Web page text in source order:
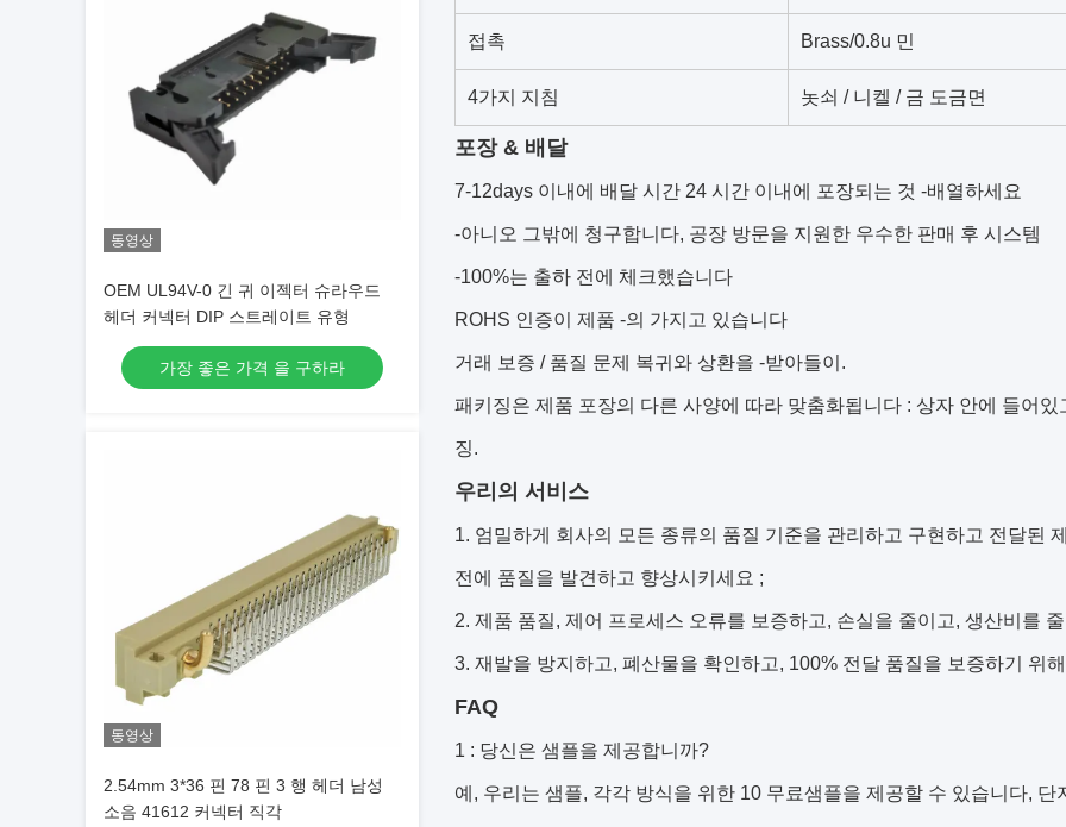
동영상
OEM UL94V-0 긴 귀 이젝터 슈라우드
헤더 커넥터 DIP 스트레이트 유형
가장 좋은 가격 을 구하라
동영상
2.54mm 3*36 핀 78 핀 3 행 헤더 남성
소음 41612 커넥터 직각
접촉 Brass/0.8u 민
4가지 지침 놋쇠 / 니켈 / 금 도금면
포장 & 배달
7-12days 이내에 배달 시간 24 시간 이내에 포장되는 것 -배열하세요
-아니오 그밖에 청구합니다, 공장 방문을 지원한 우수한 판매 후 시스템
-100%는 출하 전에 체크했습니다
ROHS 인증이 제품 -의 가지고 있습니다
거래 보증 / 품질 문제 복귀와 상환을 -받아들이.
패키징은 제품 포장의 다른 사양에 따라 맞춤화됩니다 : 상자 안에 들어
징.
우리의 서비스
1. 엄밀하게 회사의 모든 종류의 품질 기준을 관리하고 구현하고 전달된
전에 품질을 발견하고 향상시키세요 ;
2. 제품 품질, 제어 프로세스 오류를 보증하고, 손실을 줄이고, 생산비를
3. 재발을 방지하고, 폐산물을 확인하고, 100% 전달 품질을 보증하기 위
FAQ
1 : 당신은 샘플을 제공합니까?
예, 우리는 샘플, 각각 방식을 위한 10 무료샘플을 제공할 수 있습니다,